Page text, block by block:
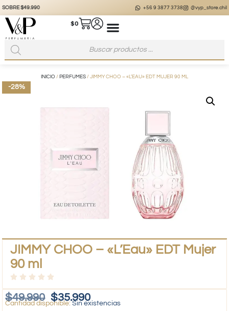
@vyp_store.chile vypstore.cl
$0
INICIO / PERFUMES / JIMMY CHOO – «L’EAU» EDT MUJER 90 ML
-28%
JIMMY CHOO – «L’Eau» EDT Mujer
90 ml
$49.990 $35.990
Sin existencias